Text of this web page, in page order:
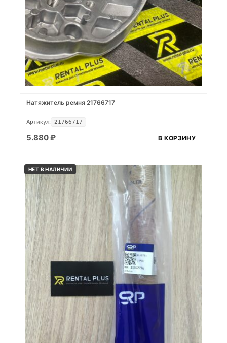
Натяжитель ремня 21766717
Артикул: 21766717
5.880₽ В КОРЗИНУ
НЕТ В НАЛИЧИИ